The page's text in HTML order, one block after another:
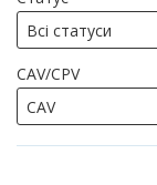
CAV/CPV